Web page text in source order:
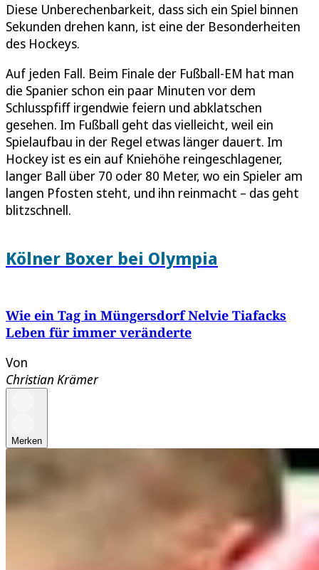
Diese Unberechenbarkeit, dass sich ein Spiel binnen
Sekunden drehen kann, ist eine der Besonderheiten
des Hockeys.
Auf jeden Fall. Beim Finale der Fußball-EM hat man
die Spanier schon ein paar Minuten vor dem
Schlusspfiff irgendwie feiern und abklatschen
gesehen. Im Fußball geht das vielleicht, weil ein
Spielaufbau in der Regel etwas länger dauert. Im
Hockey ist es ein auf Kniehöhe reingeschlagener,
langer Ball über 70 oder 80 Meter, wo ein Spieler am
langen Pfosten steht, und ihn reinmacht – das geht
blitzschnell.
Kölner Boxer bei Olympia
Wie ein Tag in Müngersdorf Nelvie Tiafacks
Leben für immer veränderte
Von
Christian Krämer
Merken